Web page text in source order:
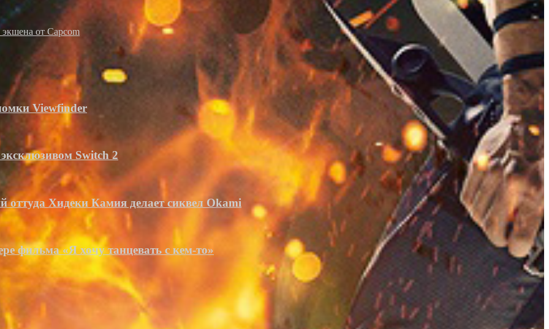
от Capcom
Viewfinder
Switch 2
оттуда Хидеки Камия делает сиквел Okami
фильма «Я хочу танцевать с кем-то»